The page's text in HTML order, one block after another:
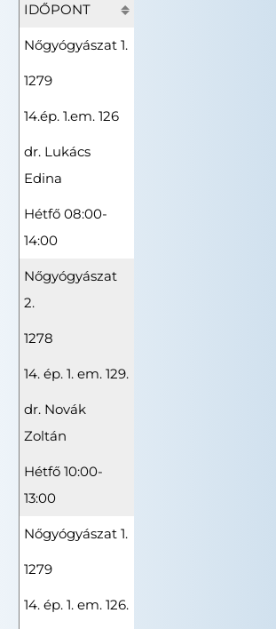
IDŐPONT
Nőgyógyászat 1.
1279
14.ép. 1.em. 126
dr. Lukács
Edina
Hétfő 08:00-
14:00
Nőgyógyászat
2.
1278
14. ép. 1. em. 129.
dr. Novák
Zoltán
Hétfő 10:00-
13:00
Nőgyógyászat 1.
1279
14. ép. 1. em. 126.